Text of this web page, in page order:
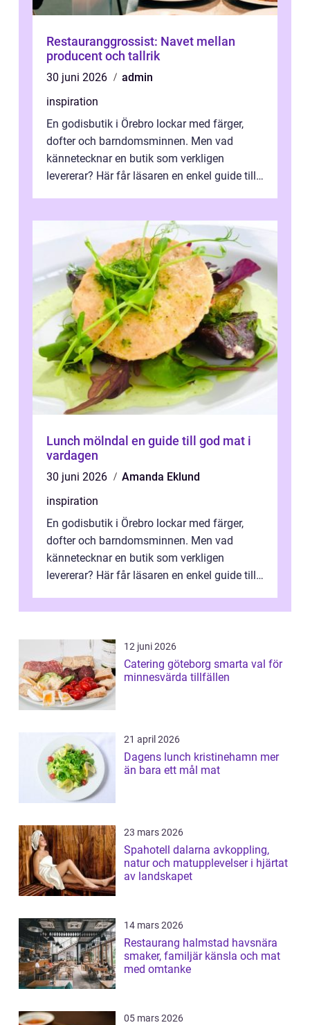
Restauranggrossist: Navet mellan
producent och tallrik
30 juni 2026
admin
inspiration
En godisbutik i Örebro lockar med färger,
dofter och barndomsminnen. Men vad
kännetecknar en butik som verkligen
levererar? Här får läsaren en enkel guide till
Lunch mölndal en guide till god mat i
vardagen
30 juni 2026
Amanda Eklund
inspiration
En godisbutik i Örebro lockar med färger,
dofter och barndomsminnen. Men vad
kännetecknar en butik som verkligen
levererar? Här får läsaren en enkel guide till
12 juni 2026
Catering göteborg smarta val för
minnesvärda tillfällen
21 april 2026
Dagens lunch kristinehamn mer
än bara ett mål mat
23 mars 2026
Spahotell dalarna avkoppling,
natur och matupplevelser i hjärtat
av landskapet
14 mars 2026
Restaurang halmstad havsnära
smaker, familjär känsla och mat
med omtanke
05 mars 2026